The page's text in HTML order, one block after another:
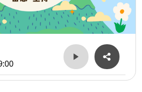
則以溫柔純淨的嗓音，唱出戀愛中
〈味道〉的傷感，這首歌更多了一份
熱烈，到〈新不了情〉的難忘，再到